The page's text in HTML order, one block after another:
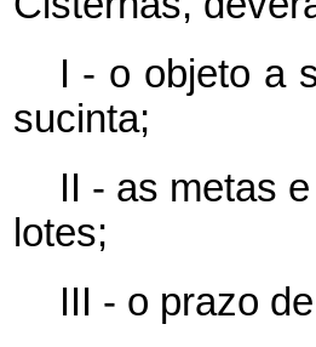
I - o objeto a
sucinta;
II - as metas
lotes;
III - o prazo